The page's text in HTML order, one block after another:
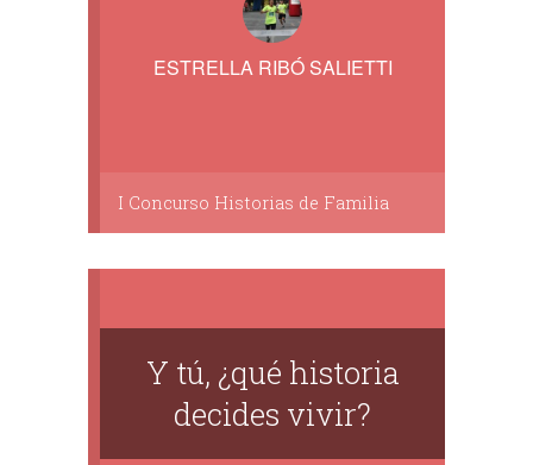
ESTRELLA RIBÓ SALIETTI
I Concurso Historias de Familia
Y tú, ¿qué historia
decides vivir?